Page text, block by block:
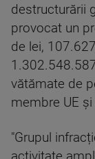
destructurării
provocat un
de lei,
vătămate de
membre UE
"Grupul